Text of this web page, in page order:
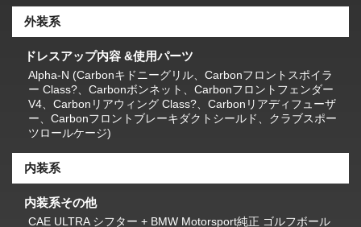
外装系
ドレスアップ内容 &使用パーツ
Alpha-N (Carbonキドニーグリル、Carbonフロントスポイラ
ー Class?、Carbonボンネット、Carbonフロントフェンダー
V4、Carbonリアウィング Class?、Carbonリアディフューザ
ー、Carbonフロントブレーキダクトシールド、クラブスポー
ツロールケージ)
内装系
内装系その他
CAE ULTRA シフター + BMW Motorsport純正 ゴルフボール